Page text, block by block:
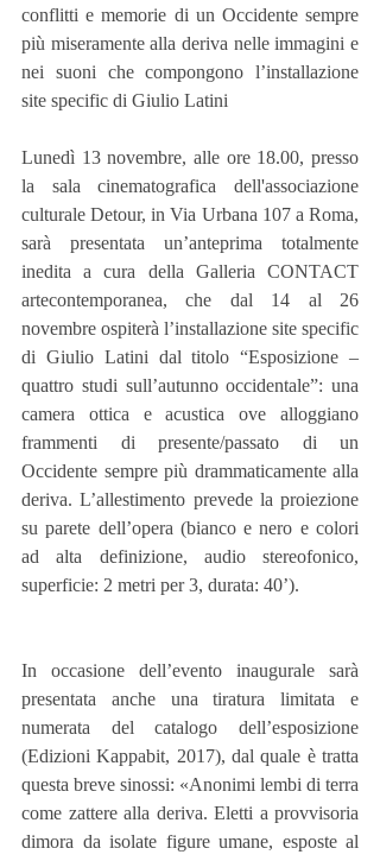
conflitti e memorie di un Occidente sempre
più miseramente alla deriva nelle immagini e
nei suoni che compongono l’installazione
site specific di Giulio Latini
Lunedì 13 novembre, alle ore 18.00, presso
la sala cinematografica dell'associazione
culturale Detour, in Via Urbana 107 a Roma,
sarà presentata un’anteprima totalmente
inedita a cura della Galleria CONTACT
artecontemporanea, che dal 14 al 26
novembre ospiterà l’installazione site specific
di Giulio Latini dal titolo “Esposizione –
quattro studi sull’autunno occidentale”: una
camera ottica e acustica ove alloggiano
frammenti di presente/passato di un
Occidente sempre più drammaticamente alla
deriva. L’allestimento prevede la proiezione
su parete dell’opera (bianco e nero e colori
ad alta definizione, audio stereofonico,
superficie: 2 metri per 3, durata: 40’).
In occasione dell’evento inaugurale sarà
presentata anche una tiratura limitata e
numerata del catalogo dell’esposizione
(Edizioni Kappabit, 2017), dal quale è tratta
questa breve sinossi: «Anonimi lembi di terra
come zattere alla deriva. Eletti a provvisoria
dimora da isolate figure umane, esposte al